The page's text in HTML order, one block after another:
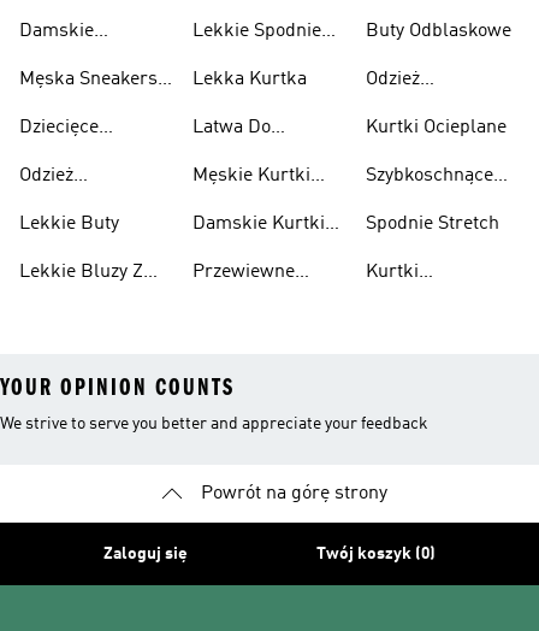
Damskie
Przewiewne
Męska Sneakersy
Dziecięce
Przewiewne
Odzież
Lekkie Buty
Lekkie Bluzy Z
Lekkie Spodnie
Lekka Kurtka
Latwa Do
Kurtki
Męskie Kurtki
Damskie Kurtki
Przewiewne
Buty Odblaskowe
Odzież
Kurtki Ocieplane
Szybkoschnące
Spodnie Stretch
Kurtki
YOUR OPINION COUNTS
We strive to serve you better and appreciate your feedback
Powrót na górę strony
Zaloguj się Twój koszyk (0)